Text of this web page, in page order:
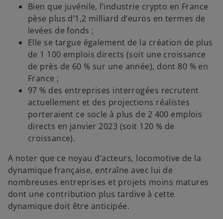
Bien que juvénile, l’industrie crypto en France
pèse plus d’1,2 milliard d’euros en termes de
levées de fonds ;
Elle se targue également de la création de plus
de 1 100 emplois directs (soit une croissance
de près de 60 % sur une année), dont 80 % en
France ;
97 % des entreprises interrogées recrutent
actuellement et des projections réalistes
porteraient ce socle à plus de 2 400 emplois
directs en janvier 2023 (soit 120 % de
croissance).
A noter que ce noyau d’acteurs, locomotive de la
dynamique française, entraîne avec lui de
nombreuses entreprises et projets moins matures
dont une contribution plus tardive à cette
dynamique doit être anticipée.